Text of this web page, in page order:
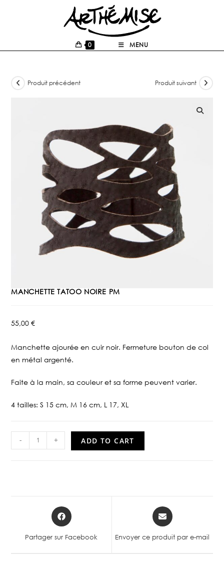
0 MENU
Produit précédent Produit suivant
MANCHETTE TATOO NOIRE PM
55,00€
Manchette ajourée en cuir noir. Fermeture bouton de col
en métal argenté.
Faite à la main, sa couleur et sa forme peuvent varier.
4 tailles: S 15 cm, M 16 cm, L 17, XL
- + ADD TO CART
Partager sur Facebook Envoyer ce produit par e-mail